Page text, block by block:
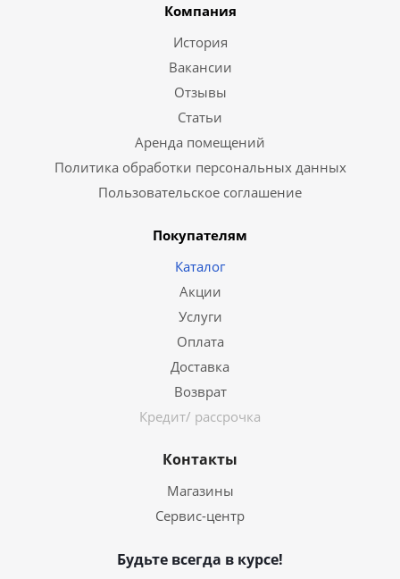
Компания
История
Вакансии
Отзывы
Статьи
Аренда помещений
Политика обработки персональных данных
Пользовательское соглашение
Покупателям
Каталог
Акции
Услуги
Оплата
Доставка
Возврат
Кредит/ рассрочка
Контакты
Магазины
Сервис-центр
Будьте всегда в курсе!